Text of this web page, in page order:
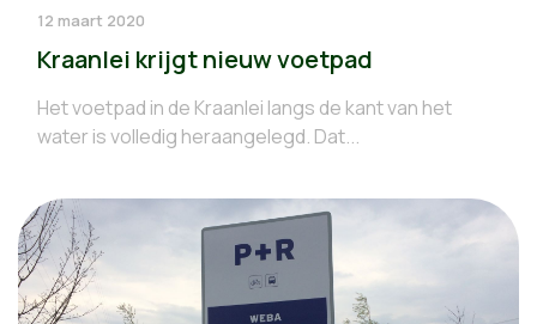
12 maart 2020
Kraanlei krijgt nieuw voetpad
Het voetpad in de Kraanlei langs de kant van het
water is volledig heraangelegd. Dat...